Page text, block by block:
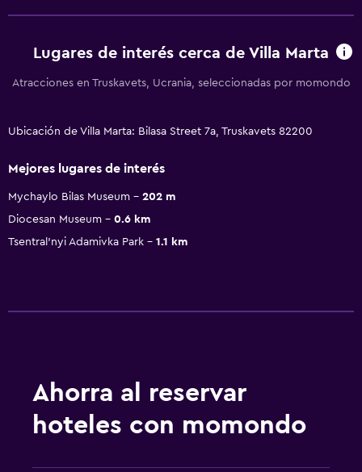
Lugares de interés cerca de Villa Marta
Atracciones en Truskavets, Ucrania, seleccionadas por momondo
Ubicación de Villa Marta: Bilasa Street 7a, Truskavets 82200
Mejores lugares de interés
Mychaylo Bilas Museum
202 m
Diocesan Museum
0.6 km
Tsentral'nyi Adamivka Park
1.1 km
Ahorra al reservar
hoteles con momondo